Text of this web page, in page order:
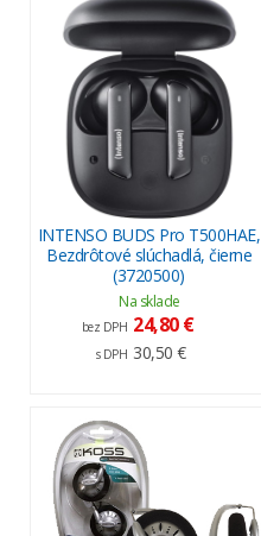
INTENSO BUDS Pro T500HAE,
Bezdrôtové slúchadlá, čierne
(3720500)
Na sklade
bez DPH 24,80 €
s DPH 30,50 €